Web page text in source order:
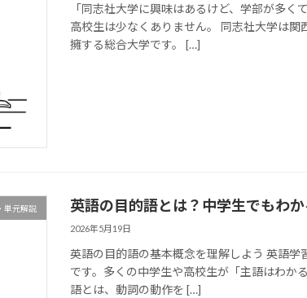
「同志社大学に興味はあるけど、学部が多
高校生は少なくありません。 同志社大学は
擁する総合大学です。 […]
単元解説 英語の目的語とは？中学生でもわ
2026年5月19日
英語の目的語の基本概念を理解しよう 英語
です。多くの中学生や高校生が「主語はわか
語とは、動詞の動作を […]